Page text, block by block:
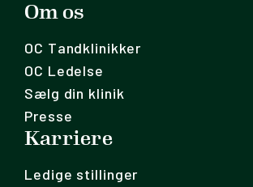
Om os
OC Tandklinikker
OC Ledelse
Sælg din klinik
Presse
Karriere
Ledige stillinger